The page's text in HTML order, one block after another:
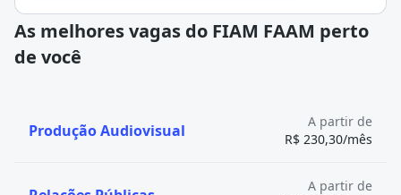
As melhores vagas do FIAM FAAM perto
de você
Produção Audiovisual
A partir de
R$ 230,30/mês
A partir de